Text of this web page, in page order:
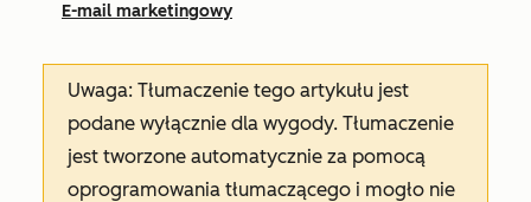
E-mail marketingowy
Uwaga: Tłumaczenie tego artykułu jest
podane wyłącznie dla wygody. Tłumaczenie
jest tworzone automatycznie za pomocą
oprogramowania tłumaczącego i mogło nie